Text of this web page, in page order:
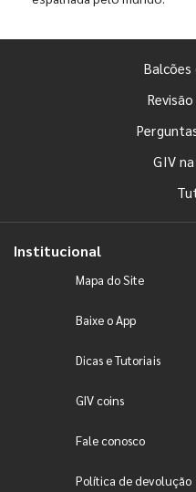
Balcões
GIV
Institucional
Mapa do Site
Baixe o App
Dicas e Tutoriais
GIV coins
Fale conosco
Política de devolução